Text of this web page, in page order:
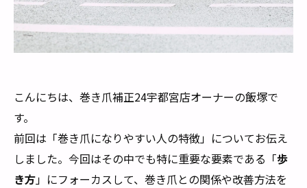
こんにちは、巻き爪補正24宇都宮店オーナーの飯塚で
す。
前回は「巻き爪になりやすい人の特徴」についてお伝え
しました。今回はその中でも特に重要な要素である「歩
き方」にフォーカスして、巻き爪との関係や改善方法を